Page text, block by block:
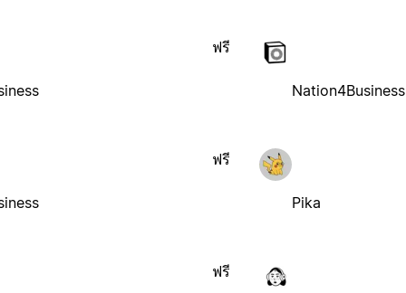
ฟรี
Nation4Business
ฟรี
Pika
ฟรี